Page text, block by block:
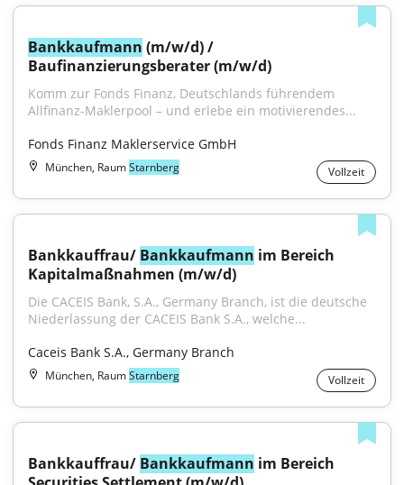
Bankkaufmann (m/w/d) /
Baufinanzierungsberater (m/w/d)
Komm zur Fonds Finanz, Deutschlands führendem
Allfinanz-Maklerpool – und erlebe ein motivierendes...
Fonds Finanz Maklerservice GmbH
München, RaumStarnberg Vollzeit
Bankkauffrau/ Bankkaufmann im Bereich
Kapitalmaßnahmen (m/w/d)
Die CACEIS Bank, S.A., Germany Branch, ist die deutsche
Niederlassung der CACEIS Bank S.A., welche...
Caceis Bank S.A., Germany Branch
München, RaumStarnberg Vollzeit
Bankkauffrau/ Bankkaufmann im Bereich